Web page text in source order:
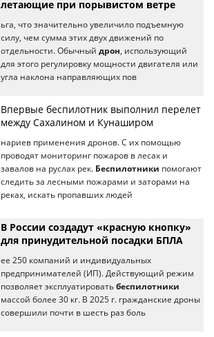
летающие при порывистом ветре
ьга, что значительно увеличило подъемную
силу, чем сумма этих двух движений по
отдельности. Обычный дрон , использующий
для этого регулировку мощности двигателя или
угла наклона направляющих пов
Впервые беспилотник выполнил перелет
между Сахалином и Кунаширом
нариев применения дронов. С их помощью
проводят мониторинг пожаров в лесах и
завалов на руслах рек. Беспилотники помогают
следить за лесными пожарами и заторами на
реках, искать пропавших людей
В России создадут «красную кнопку»
для принудительной посадки БПЛА
ее 250 компаний и индивидуальных
предпринимателей (ИП). Действующий режим
позволяет эксплуатировать беспилотники
массой более 30 кг. В 2025 г. гражданские дроны
совершили почти в шесть раз боль